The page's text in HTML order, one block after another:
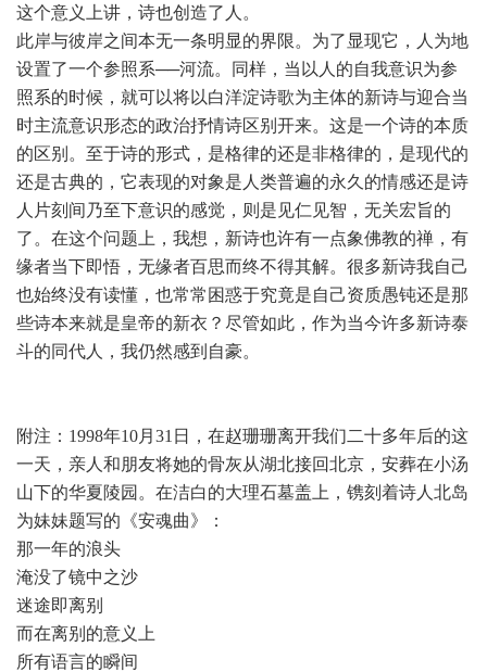
这个意义上讲，诗也创造了人。
此岸与彼岸之间本无一条明显的界限。为了显现它，人为地
设置了一个参照系──河流。同样，当以人的自我意识为参
照系的时候，就可以将以白洋淀诗歌为主体的新诗与迎合当
时主流意识形态的政治抒情诗区别开来。这是一个诗的本质
的区别。至于诗的形式，是格律的还是非格律的，是现代的
还是古典的，它表现的对象是人类普遍的永久的情感还是诗
人片刻间乃至下意识的感觉，则是见仁见智，无关宏旨的
了。在这个问题上，我想，新诗也许有一点象佛教的禅，有
缘者当下即悟，无缘者百思而终不得其解。很多新诗我自己
也始终没有读懂，也常常困惑于究竟是自己资质愚钝还是那
些诗本来就是皇帝的新衣？尽管如此，作为当今许多新诗泰
斗的同代人，我仍然感到自豪。
附注：1998年10月31日，在赵珊珊离开我们二十多年后的这
一天，亲人和朋友将她的骨灰从湖北接回北京，安葬在小汤
山下的华夏陵园。在洁白的大理石墓盖上，镌刻着诗人北岛
为妹妹题写的《安魂曲》：
那一年的浪头
淹没了镜中之沙
迷途即离别
而在离别的意义上
所有语言的瞬间